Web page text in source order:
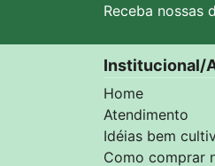
Receba nossas
Institucional/
Home
Atendimento
Idéias bem
Como comprar